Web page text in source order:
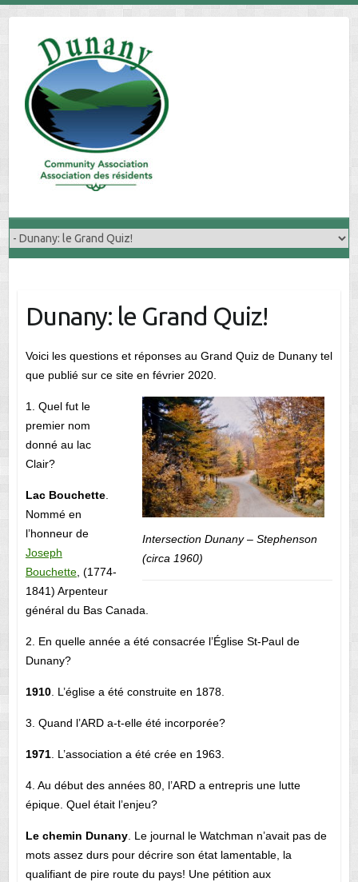
Dunany: le Grand Quiz!
Voici les questions et réponses au Grand Quiz de Dunany tel
que publié sur ce site en février 2020.
Intersection Dunany – Stephenson
(circa 1960)
1. Quel fut le
premier nom
donné au lac
Clair?
Lac Bouchette.
Nommé en
l’honneur de
Joseph
Bouchette, (1774-
1841) Arpenteur
général du Bas Canada.
2. En quelle année a été consacrée l’Église St-Paul de
Dunany?
1910. L’église a été construite en 1878.
3. Quand l’ARD a-t-elle été incorporée?
1971. L’association a été crée en 1963.
4. Au début des années 80, l’ARD a entrepris une lutte
épique. Quel était l’enjeu?
Le chemin Dunany. Le journal le Watchman n’avait pas de
mots assez durs pour décrire son état lamentable, la
qualifiant de pire route du pays! Une pétition aux